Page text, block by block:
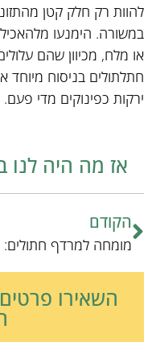
להוות רק חלק קטן
במשורה. הימנעו
או מלח, מכיוון שהם
חתלתולים בניסוח מיוחד
ירקות כפינוקים מדי פעם.
אז מה היה לנו
הקודם
השאירו